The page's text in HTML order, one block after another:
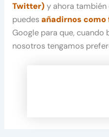
Twitter) y ahora también
puedesañadirnos
Google para que, cuando
nosotros tengamos